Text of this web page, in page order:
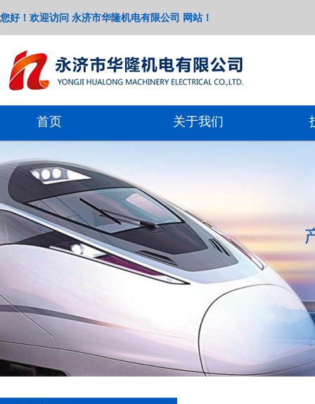
您好！欢迎访问 永济市华隆机电有限公司 网站！
首页 关于我们